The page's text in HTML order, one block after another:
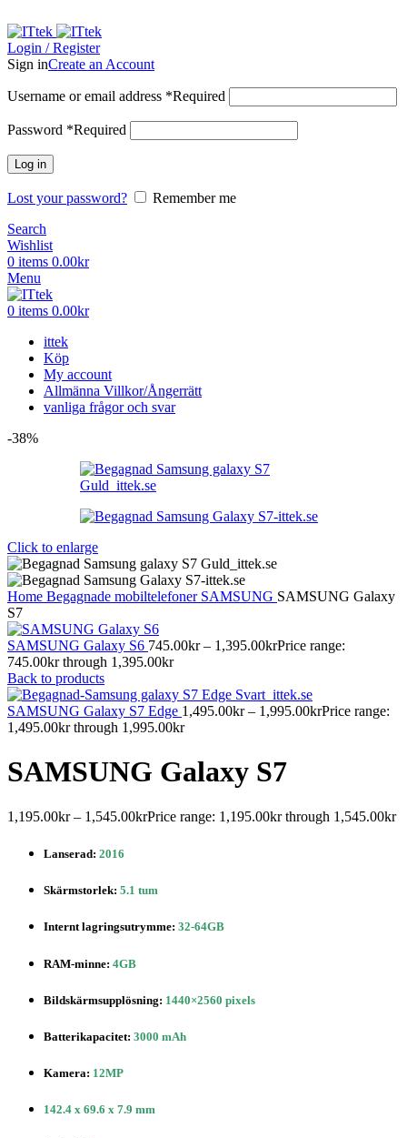
Login / Register
Sign inCreate an Account
Username or email address *Required
Password *Required
Log in
Lost your password?
Remember me
Search
Wishlist
0 items 0.00kr
Menu
0 items 0.00kr
ittek
Köp
My account
Allmänna Villkor/Ångerrätt
vanliga frågor och svar
-38%
Click to enlarge
Home Begagnade mobiltelefoner SAMSUNG SAMSUNG Galaxy
S7
SAMSUNG Galaxy S6 745.00kr – 1,395.00krPrice range:
745.00kr through 1,395.00kr
Back to products
SAMSUNG Galaxy S7 Edge 1,495.00kr – 1,995.00krPrice range:
1,495.00kr through 1,995.00kr
SAMSUNG Galaxy S7
1,195.00kr – 1,545.00krPrice range: 1,195.00kr through 1,545.00kr
Lanserad: 2016
Skärmstorlek: 5.1 tum
Internt lagringsutrymme: 32-64GB
RAM-minne: 4GB
Bildskärmsupplösning: 1440×2560 pixels
Batterikapacitet: 3000 mAh
Kamera: 12MP
142.4 x 69.6 x 7.9 mm